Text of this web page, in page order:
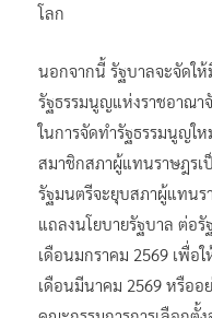
โลก
นอกจากนี้ รัฐบาลจะจัดใ
รัฐธรรมนูญแห่งราชอาณา
ในการจัดทำรัฐธรรมนูญใ
สมาชิกสภาผู้แทนราษฎรเ
รัฐมนตรีจะยุบสภาผู้แทนร
แถลงนโยบายรัฐบาล ต่อรั
เดือนมกราคม 2569 เพื่อ
เดือนมีนาคม 2569 หรืออ